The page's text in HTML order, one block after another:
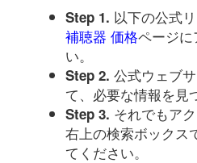
Step 1. 以下の公式
補聴器 価格ページに
い。
Step 2. 公式ウェブ
て、必要な情報を見
Step 3. それでもア
右上の検索ボックス
てください。